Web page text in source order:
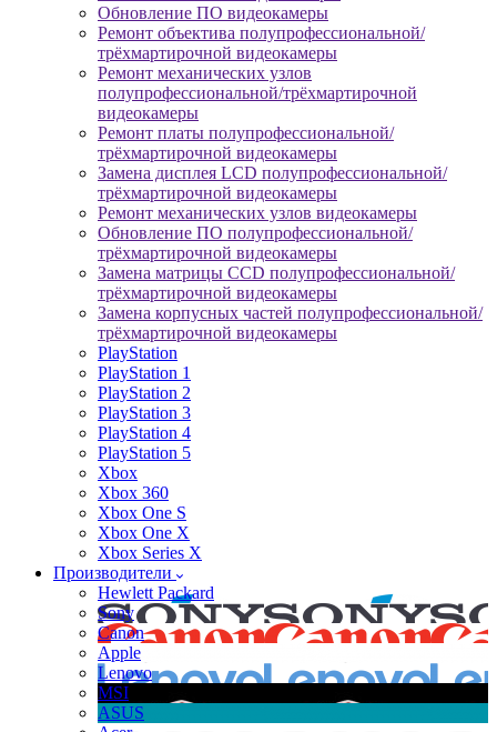
Обновление ПО видеокамеры
Ремонт объектива полупрофессиональной/
трёхмартирочной видеокамеры
Ремонт механических узлов
полупрофессиональной/трёхмартирочной
видеокамеры
Ремонт платы полупрофессиональной/
трёхмартирочной видеокамеры
Замена дисплея LCD полупрофессиональной/
трёхмартирочной видеокамеры
Ремонт механических узлов видеокамеры
Обновление ПО полупрофессиональной/
трёхмартирочной видеокамеры
Замена матрицы CCD полупрофессиональной/
трёхмартирочной видеокамеры
Замена корпусных частей полупрофессиональной/
трёхмартирочной видеокамеры
PlayStation
PlayStation 1
PlayStation 2
PlayStation 3
PlayStation 4
PlayStation 5
Xbox
Xbox 360
Xbox One S
Xbox One X
Xbox Series X
Производители
Hewlett Packard
Sony
Canon
Apple
Lenovo
MSI
ASUS